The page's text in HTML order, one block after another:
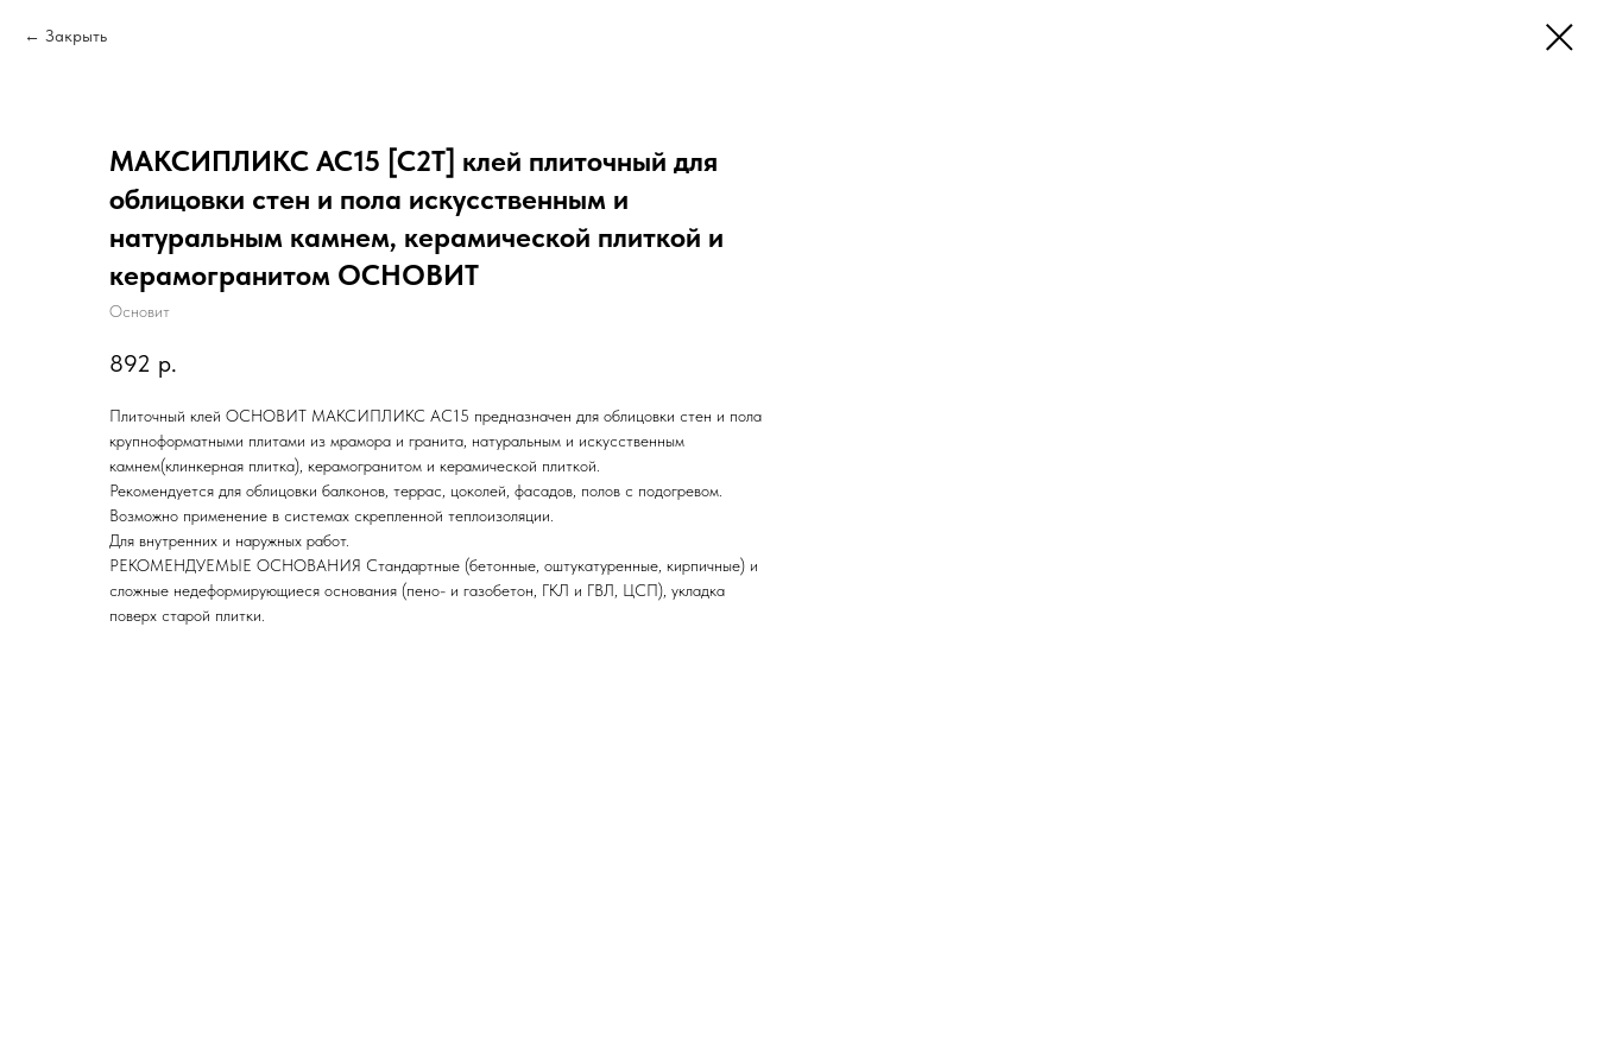
Закрыть
МАКСИПЛИКС AC15 [С2T] клей плиточный для
облицовки стен и пола искусственным и
натуральным камнем, керамической плиткой и
керамогранитом ОСНОВИТ
Основит
892 р.
Плиточный клей ОСНОВИТ МАКСИПЛИКС АС15 предназначен для облицовки стен и пола
крупноформатными плитами из мрамора и гранита, натуральным и искусственным
камнем(клинкерная плитка), керамогранитом и керамической плиткой.
Рекомендуется для облицовки балконов, террас, цоколей, фасадов, полов с подогревом.
Возможно применение в системах скрепленной теплоизоляции.
Для внутренних и наружных работ.
РЕКОМЕНДУЕМЫЕ ОСНОВАНИЯ Стандартные (бетонные, оштукатуренные, кирпичные) и
сложные недеформирующиеся основания (пено- и газобетон, ГКЛ и ГВЛ, ЦСП), укладка
поверх старой плитки.